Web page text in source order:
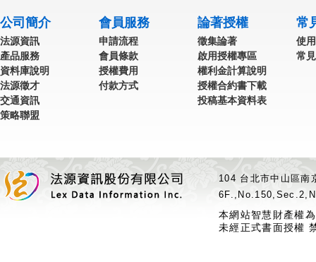
公司簡介
法源資訊
產品服務
資料庫說明
法源徵才
交通資訊
策略聯盟
會員服務
申請流程
會員條款
授權費用
付款方式
論著授權
徵集論著
啟用授權專區
權利金計算說明
授權合約書下載
投稿基本資料表
常
使
常
104 台北市中山區
本網站智慧財產權
未經正式書面授權